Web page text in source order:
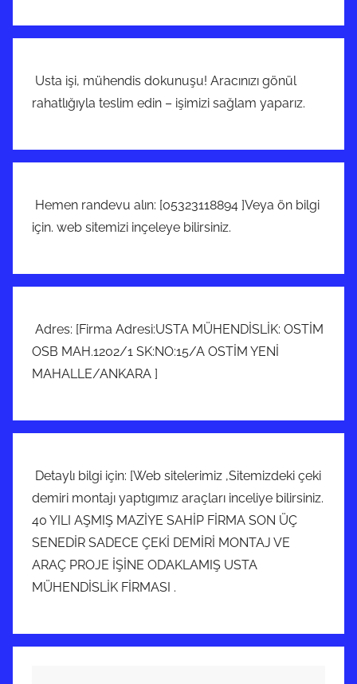
Usta işi, mühendis dokunuşu! Aracınızı gönül
rahatlığıyla teslim edin – işimizi sağlam yaparız.
Hemen randevu alın: [05323118894 ]Veya ön bilgi
için. web sitemizi inçeleye bilirsiniz.
Adres: [Firma Adresi:USTA MÜHENDİSLİK: OSTİM
OSB MAH.1202/1 SK:NO:15/A OSTİM YENİ
MAHALLE/ANKARA ]
Detaylı bilgi için: [Web sitelerimiz ,Sitemizdeki çeki
demiri montajı yaptıgımız araçları inceliye bilirsiniz.
40 YILI AŞMIŞ MAZİYE SAHİP FİRMA SON ÜÇ
SENEDİR SADECE ÇEKİ DEMİRİ MONTAJ VE
ARAÇ PROJE İŞİNE ODAKLAMIŞ USTA
MÜHENDİSLİK FİRMASI .